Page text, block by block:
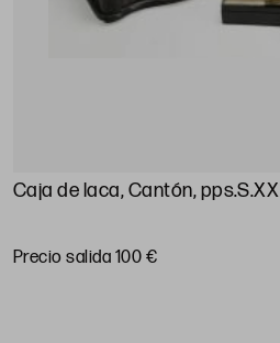
Caja de laca, Cantón, pps.S.XX
Precio salida 100 €